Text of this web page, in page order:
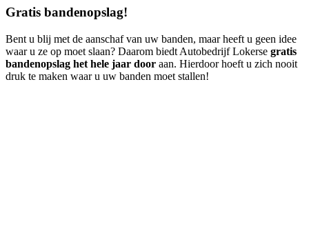
Gratis bandenopslag!
Bent u blij met de aanschaf van uw banden, maar heeft u geen idee
waar u ze op moet slaan? Daarom biedt Autobedrijf Lokerse gratis
bandenopslag het hele jaar door aan. Hierdoor hoeft u zich nooit
druk te maken waar u uw banden moet stallen!